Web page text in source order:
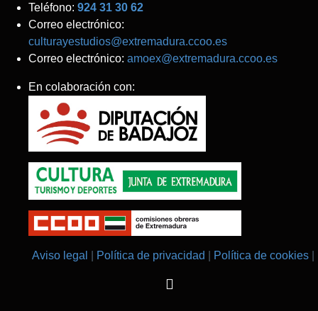
Teléfono: 924 31 30 62
Correo electrónico:
culturayestudios@extremadura.ccoo.es
Correo electrónico: amoex@extremadura.ccoo.es
En colaboración con:
Aviso legal Política de privacidad Política de cookies